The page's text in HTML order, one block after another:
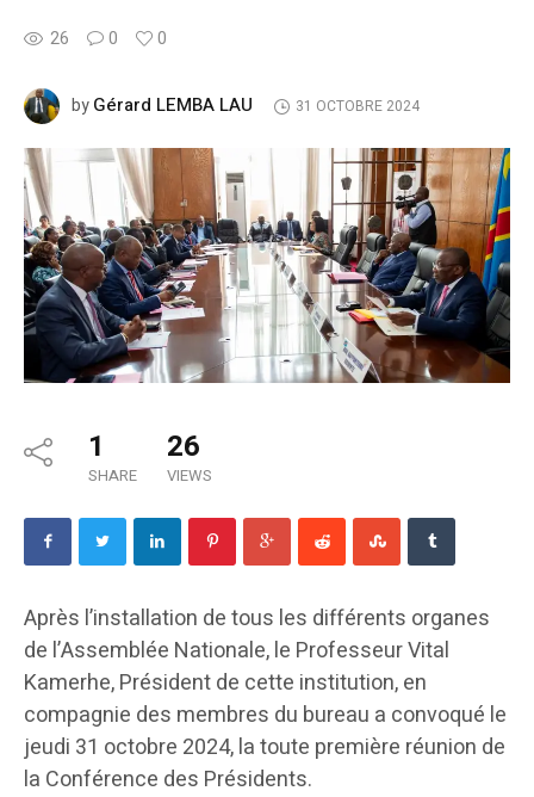
26 0 0
byGérard LEMBA LAU 31 OCTOBRE 2024
1
SHARE
26
VIEWS
Après l’installation de tous les différents organes
de l’Assemblée Nationale, le Professeur Vital
Kamerhe, Président de cette institution, en
compagnie des membres du bureau a convoqué le
jeudi 31 octobre 2024, la toute première réunion de
la Conférence des Présidents.